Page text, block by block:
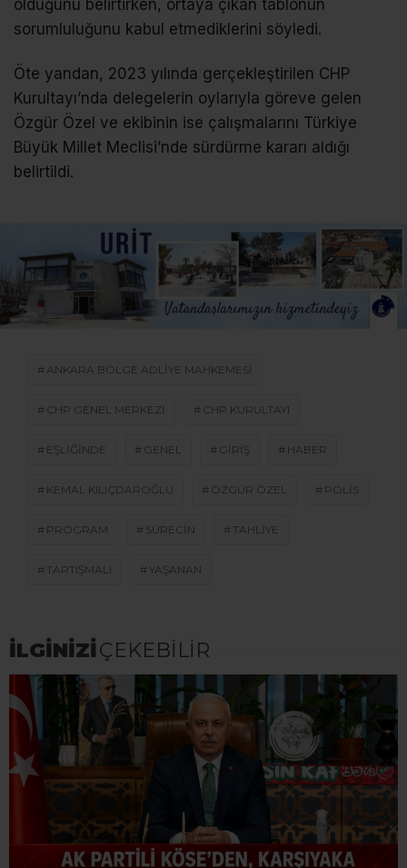
olduğunu belirtirken, ortaya çıkan tablonun
sorumluluğunu kabul etmediklerini söyledi.
Öte yandan, 2023 yılında gerçekleştirilen CHP
Kurultayı’nda delegelerin oylarıyla göreve gelen
Özgür Özel ve ekibinin ise çalışmalarını Türkiye
Büyük Millet Meclisi’nde sürdürme kararı aldığı
belirtildi.
ANKARA BÖLGE ADLIYE MAHKEMESI
CHP GENEL MERKEZI CHP KURULTAYI
EŞLIĞINDE GENEL GIRIŞ HABER
KEMAL KILIÇDAROĞLU ÖZGÜR ÖZEL POLIS
PROGRAM SÜRECIN TAHLİYE
TARTIŞMALI YAŞANAN
İLGİNİZİÇEKEBİLİR